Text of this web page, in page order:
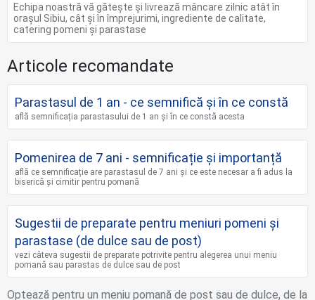
Echipa noastră vă gătește și livrează mâncare zilnic atât în
orașul Sibiu, cât și în împrejurimi, ingrediente de calitate,
catering pomeni și parastase
Articole recomandate
Parastasul de 1 an - ce semnifică și în ce constă
află semnificația parastasului de 1 an și în ce constă acesta
Pomenirea de 7 ani - semnificație și importanță
află ce semnificație are parastasul de 7 ani și ce este necesar a fi adus la
biserică și cimitir pentru pomană
Sugestii de preparate pentru meniuri pomeni și
parastase (de dulce sau de post)
vezi câteva sugestii de preparate potrivite pentru alegerea unui meniu
pomană sau parastas de dulce sau de post
Optează pentru un meniu pomană de post sau de dulce, de la